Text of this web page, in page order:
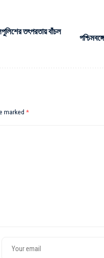
তৎপরতায় বাঁচল
marked *